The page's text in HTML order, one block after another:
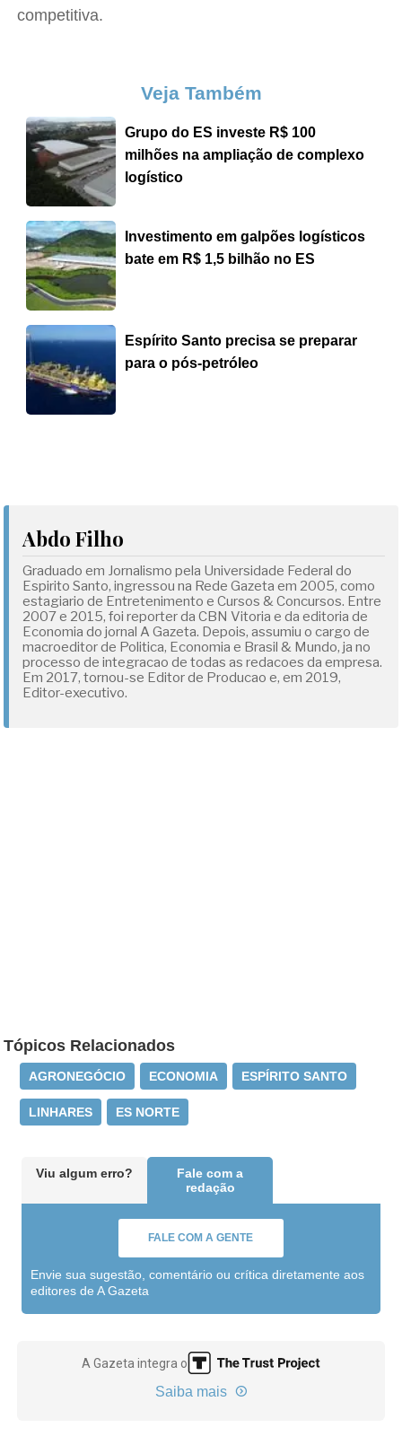
competitiva.
Veja Também
Grupo do ES investe R$ 100
milhões na ampliação de complexo
logístico
Investimento em galpões logísticos
bate em R$ 1,5 bilhão no ES
Espírito Santo precisa se preparar
para o pós-petróleo
Abdo Filho
Graduado em Jornalismo pela Universidade Federal do
Espirito Santo, ingressou na Rede Gazeta em 2005, como
estagiario de Entretenimento e Cursos & Concursos. Entre
2007 e 2015, foi reporter da CBN Vitoria e da editoria de
Economia do jornal A Gazeta. Depois, assumiu o cargo de
macroeditor de Politica, Economia e Brasil & Mundo, ja no
processo de integracao de todas as redacoes da empresa.
Em 2017, tornou-se Editor de Producao e, em 2019,
Editor-executivo.
Tópicos Relacionados
AGRONEGÓCIO ECONOMIA ESPÍRITO SANTO
LINHARES ES NORTE
Viu algum erro?
Fale com a
redação
FALE COM A GENTE
Envie sua sugestão, comentário ou crítica diretamente aos
editores de A Gazeta
A Gazeta integra o
Saiba mais